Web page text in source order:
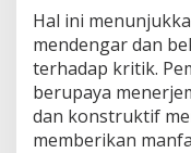
Hal ini
mendengar dan
terhadap kritik.
berupaya
dan konstruktif
memberikan